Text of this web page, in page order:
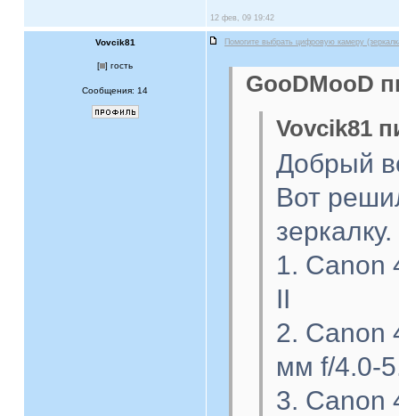
12 фев, 09 19:42
Vovcik81 Помогите выбрать цифровую камеру
[ ] гость
Сообщения: 14
GooDMooD
Vovcik81
Добрый
Вот
1. Canon
II
2. Canon
мм f/4.0-
3. Canon